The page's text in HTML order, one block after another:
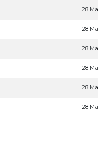
28
28
28
28
28
28